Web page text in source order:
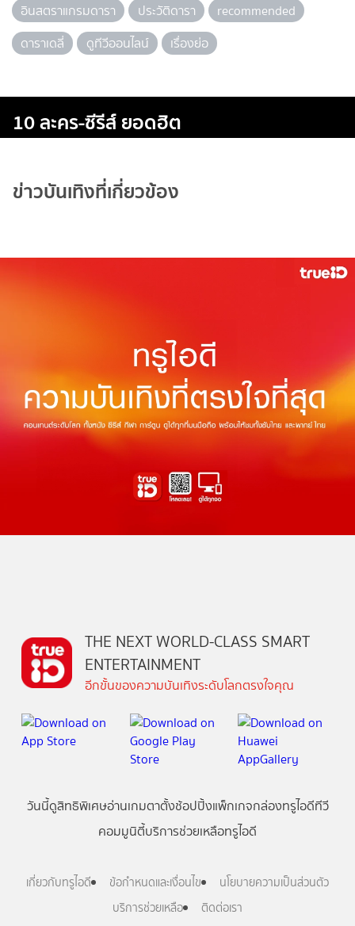
อินสตราแกรมดารา
ประวัติดารา
recommended
ดาราเดลี่
ดูทีวีออนไลน์ เรื่องย่อ
10 ละคร-ซีรีส์ ยอดฮิต
ข่าวบันเทิงที่เกี่ยวข้อง
THE NEXT WORLD-CLASS SMART
ENTERTAINMENT
อีกขั้นของความบันเทิงระดับโลกตรงใจคุณ
วันนี้ดูสิทธิพิเศษอ่านเกมตาตั้งช้อปปิ้งแพ็กเกจกล่องทรูไอดีทีวี
คอมมูนิตี้บริการช่วยเหลือทรูไอดี
เกี่ยวกับทรูไอดี ข้อกำหนดและเงื่อนไข
นโยบายความเป็นส่วนตัว
บริการช่วยเหลือ
ติดต่อเรา